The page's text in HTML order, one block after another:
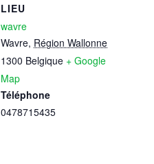
LIEU
wavre
Wavre, Région Wallonne
1300 Belgique + Google
Map
Téléphone
0478715435